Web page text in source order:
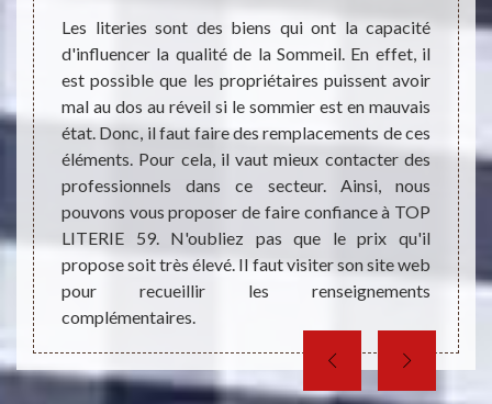
un
la
long
de
de
peut
Les literies sont des biens qui ont la capacité
d'influencer la qualité de la Sommeil. En effet, il
est possible que les propriétaires puissent avoir
mal au dos au réveil si le sommier est en mauvais
état. Donc, il faut faire des remplacements de ces
éléments. Pour cela, il vaut mieux contacter des
professionnels dans ce secteur. Ainsi, nous
pouvons vous proposer de faire confiance à TOP
LITERIE 59. N'oubliez pas que le prix qu'il
propose soit très élevé. Il faut visiter son site web
pour recueillir les renseignements
complémentaires.
font
ligne
la
votre
ligne